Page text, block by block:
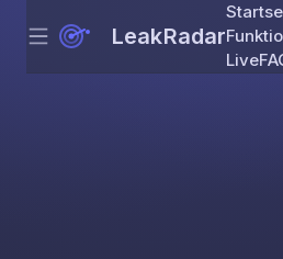
Skip
Menu LeakRadar
Live